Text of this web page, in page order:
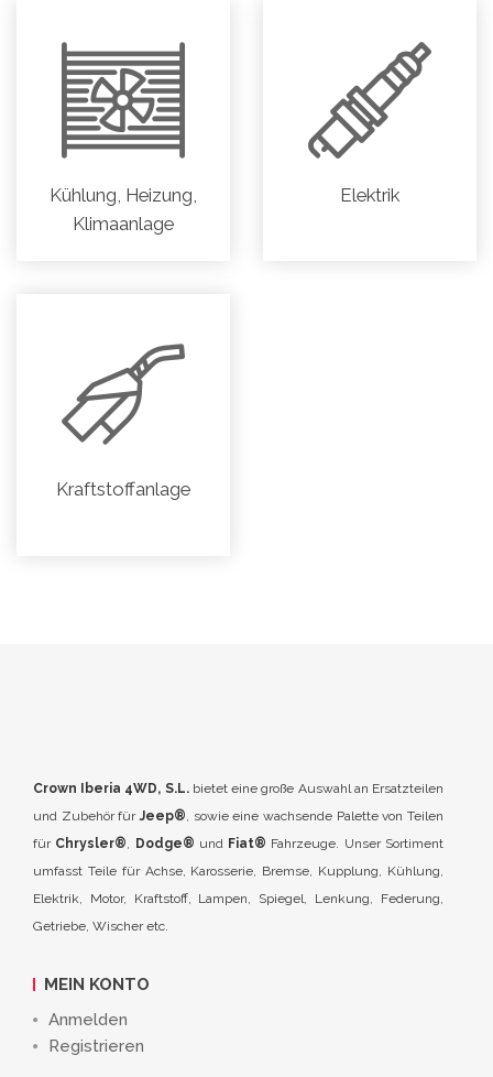
Kühlung, Heizung,
Klimaanlage
Elektrik
Kraftstoffanlage
Crown Iberia 4WD, S.L.bietet eine große Auswahl an Ersatzteilen
und Zubehör fürJeep®, sowie eine wachsende Palette von Teilen
für Chrysler®, Dodge® und Fiat® Fahrzeuge. Unser Sortiment
umfasst Teile für Achse, Karosserie, Bremse, Kupplung, Kühlung,
Elektrik, Motor, Kraftstoff, Lampen, Spiegel, Lenkung, Federung,
Getriebe, Wischer etc.
MEIN KONTO
Anmelden
Registrieren